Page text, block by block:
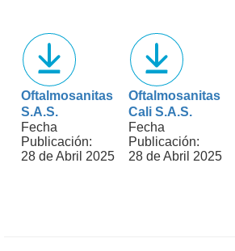
Oftalmosanitas
S.A.S.
Fecha
Publicación:
28 de Abril 2025
Oftalmosanitas
Cali S.A.S.
Fecha
Publicación:
28 de Abril 2025